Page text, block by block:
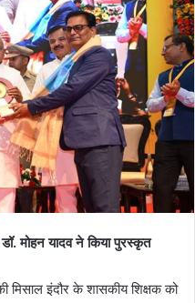
मोहन यादव ने किया पुरस्कृत
मिसाल इंदौर के शासकीय शिक्षक को